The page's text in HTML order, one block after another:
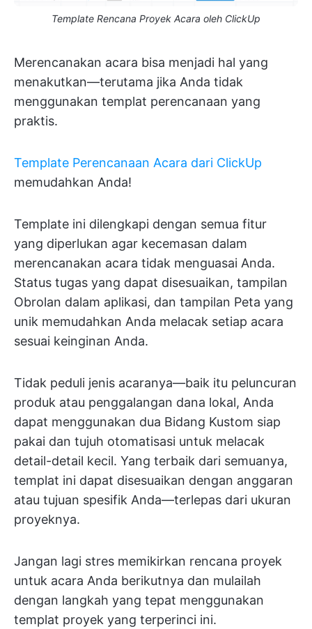
Template Rencana Proyek Acara oleh ClickUp
Merencanakan acara bisa menjadi hal yang
menakutkan—terutama jika Anda tidak
menggunakan templat perencanaan yang
praktis.
Template Perencanaan Acara dari ClickUp
memudahkan Anda!
Template ini dilengkapi dengan semua fitur
yang diperlukan agar kecemasan dalam
merencanakan acara tidak menguasai Anda.
Status tugas yang dapat disesuaikan, tampilan
Obrolan dalam aplikasi, dan tampilan Peta yang
unik memudahkan Anda melacak setiap acara
sesuai keinginan Anda.
Tidak peduli jenis acaranya—baik itu peluncuran
produk atau penggalangan dana lokal, Anda
dapat menggunakan dua Bidang Kustom siap
pakai dan tujuh otomatisasi untuk melacak
detail-detail kecil. Yang terbaik dari semuanya,
templat ini dapat disesuaikan dengan anggaran
atau tujuan spesifik Anda—terlepas dari ukuran
proyeknya.
Jangan lagi stres memikirkan rencana proyek
untuk acara Anda berikutnya dan mulailah
dengan langkah yang tepat menggunakan
templat proyek yang terperinci ini.